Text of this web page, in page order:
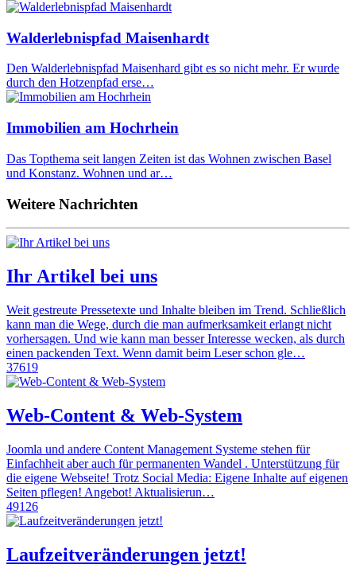
Walderlebnispfad Maisenhardt
Den Walderlebnispfad Maisenhard gibt es so nicht mehr. Er wurde
durch den Hotzenpfad erse…
Immobilien am Hochrhein
Das Topthema seit langen Zeiten ist das Wohnen zwischen Basel
und Konstanz. Wohnen und ar…
Weitere Nachrichten
Ihr Artikel bei uns
Weit gestreute Pressetexte und Inhalte bleiben im Trend. Schließlich
kann man die Wege, durch die man aufmerksamkeit erlangt nicht
vorhersagen. Und wie kann man besser Interesse wecken, als durch
einen packenden Text. Wenn damit beim Leser schon gle…
37619
Web-Content & Web-System
Joomla und andere Content Management Systeme stehen für
Einfachheit aber auch für permanenten Wandel . Unterstützung für
die eigene Webseite! Trotz Social Media: Eigene Inhalte auf eigenen
Seiten pflegen! Angebot! Aktualisierun…
49126
Laufzeitveränderungen jetzt!